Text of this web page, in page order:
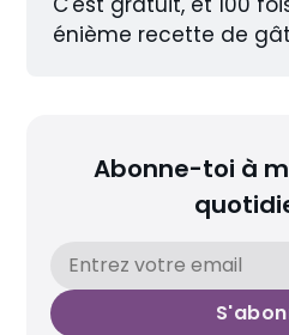
énième recette de
Abonne-toi à